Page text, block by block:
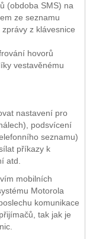
(obdoba SMS) na
ze seznamu
z klávesnice
hovorů
vestavěnému
nastavení pro
podsvícení
seznamu)
příkazy k
atd.
mobilních
Motorola
komunikace
tak jak je